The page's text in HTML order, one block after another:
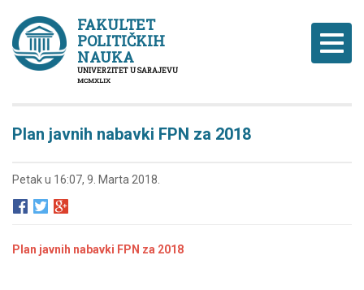
FAKULTET
POLITIČKIH
NAUKA
UNIVERZITET U SARAJEVU
MCMXLIX
Plan javnih nabavki FPN za 2018
Petak u 16:07, 9. Marta 2018.
Plan javnih nabavki FPN za 2018